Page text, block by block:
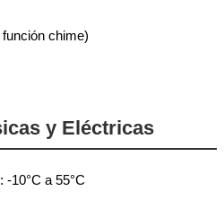
chime)
y Eléctricas
-10°C a 55°C